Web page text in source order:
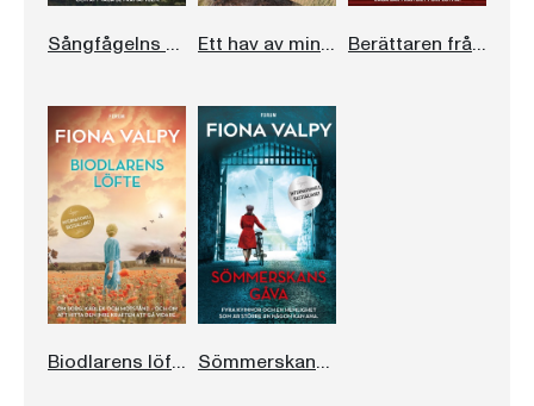
Sångfågelns hemlighet Ett hav av minnen Berättaren från Casablanca
Biodlarens löfte Sömmerskans gåva